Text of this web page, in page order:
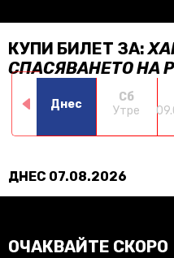
КУПИ БИЛЕТ ЗА:
СПАСЯВАНЕТО НА
Днес
Сб
Утре
ДНЕС 07.08.2026
ОЧАКВАЙТЕ СКОРО